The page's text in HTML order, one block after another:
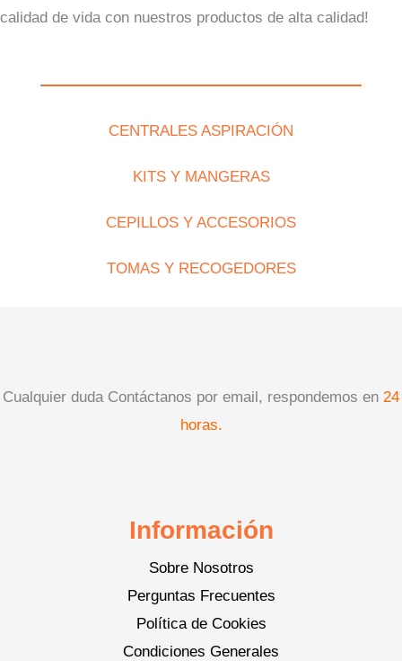
calidad de vida con nuestros productos de alta calidad!
CENTRALES ASPIRACIÓN
KITS Y MANGERAS
CEPILLOS Y ACCESORIOS
TOMAS Y RECOGEDORES
Cualquier duda Contáctanos por email, respondemos en 24
horas.
Información
Sobre Nosotros
Perguntas Frecuentes
Política de Cookies
Condiciones Generales